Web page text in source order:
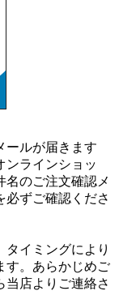
ールが届きます
ンラインショッ
名のご注文確認メ
必ずご確認くださ
イミングにより
す。あらかじめご
当店よりご連絡さ